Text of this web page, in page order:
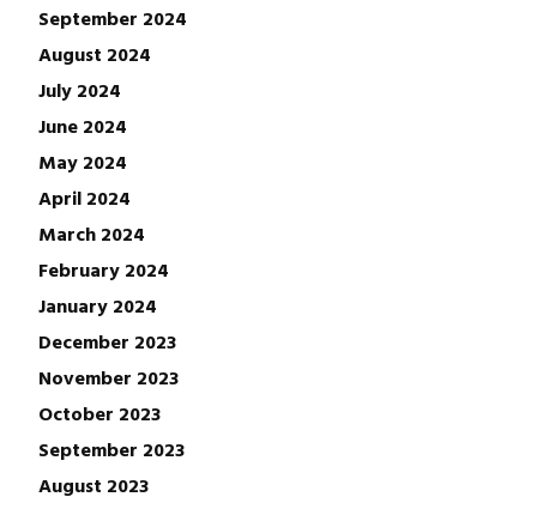
September 2024
August 2024
July 2024
June 2024
May 2024
April 2024
March 2024
February 2024
January 2024
December 2023
November 2023
October 2023
September 2023
August 2023